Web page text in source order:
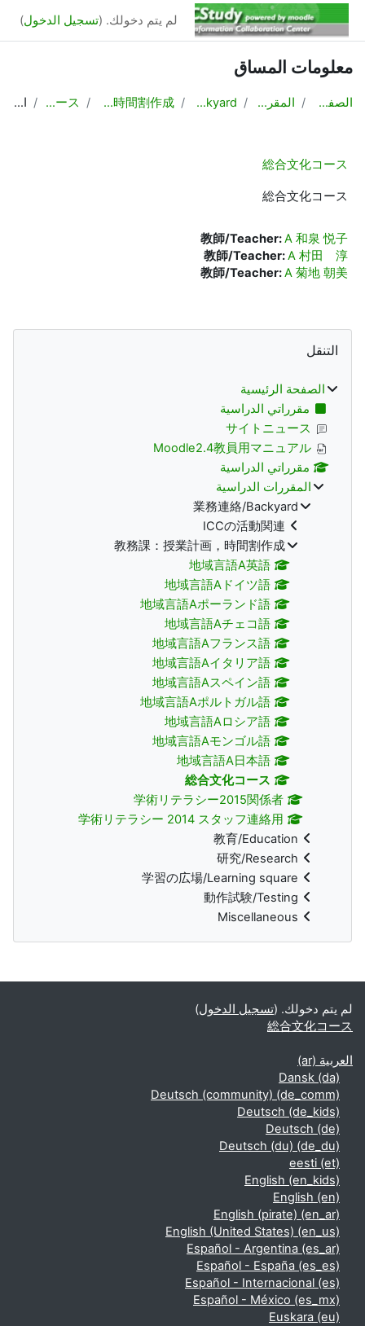
تخطى إلى المحتوى الرئيسي
لم يتم دخولك. (تسجيل الدخول)
معلومات المساق
الصفحة الرئيسية المقررات الدراسية 業務連絡/Backyard
教務課：授業計画，時間割作成
総合文化コース الملخص
総合文化コース
総合文化コース
教師/Teacher:A 和泉 悦子
教師/Teacher:A 村田 淳
教師/Teacher:A 菊地 朝美
الكتل
التنقل
الصفحة الرئيسية
مقرراتي الدراسية
サイトニュース
Moodle2.4教員用マニュアル
مقرراتي الدراسية
المقررات الدراسية
業務連絡/Backyard
ICCの活動関連
教務課：授業計画，時間割作成
地域言語A英語
地域言語Aドイツ語
地域言語Aポーランド語
地域言語Aチェコ語
地域言語Aフランス語
地域言語Aイタリア語
地域言語Aスペイン語
地域言語Aポルトガル語
地域言語Aロシア語
地域言語Aモンゴル語
地域言語A日本語
総合文化コース
学術リテラシー2015関係者
学術リテラシー 2014 スタッフ連絡用
教育/Education
研究/Research
学習の広場/Learning square
動作試験/Testing
Miscellaneous
الكتل التكميلية
لم يتم دخولك. (تسجيل الدخول)
総合文化コース
العربية ‎(ar)‎
Dansk ‎(da)‎
Deutsch (community) ‎(de_comm)‎
Deutsch ‎(de_kids)‎
Deutsch ‎(de)‎
Deutsch (du) ‎(de_du)‎
eesti ‎(et)‎
English ‎(en_kids)‎
English ‎(en)‎
English (pirate) ‎(en_ar)‎
English (United States) ‎(en_us)‎
Español - Argentina ‎(es_ar)‎
Español - España ‎(es_es)‎
Español - Internacional ‎(es)‎
Español - México ‎(es_mx)‎
Euskara ‎(eu)‎